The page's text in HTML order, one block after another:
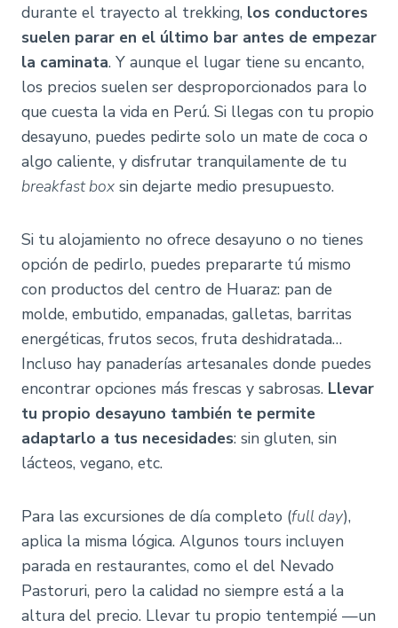
durante el trayecto al trekking, los conductores
suelen parar en el último bar antes de empezar
la caminata. Y aunque el lugar tiene su encanto,
los precios suelen ser desproporcionados para lo
que cuesta la vida en Perú. Si llegas con tu propio
desayuno, puedes pedirte solo un mate de coca o
algo caliente, y disfrutar tranquilamente de tu
breakfast box sin dejarte medio presupuesto.
Si tu alojamiento no ofrece desayuno o no tienes
opción de pedirlo, puedes prepararte tú mismo
con productos del centro de Huaraz: pan de
molde, embutido, empanadas, galletas, barritas
energéticas, frutos secos, fruta deshidratada…
Incluso hay panaderías artesanales donde puedes
encontrar opciones más frescas y sabrosas. Llevar
tu propio desayuno también te permite
adaptarlo a tus necesidades: sin gluten, sin
lácteos, vegano, etc.
Para las excursiones de día completo (full day),
aplica la misma lógica. Algunos tours incluyen
parada en restaurantes, como el del Nevado
Pastoruri, pero la calidad no siempre está a la
altura del precio. Llevar tu propio tentempié —un